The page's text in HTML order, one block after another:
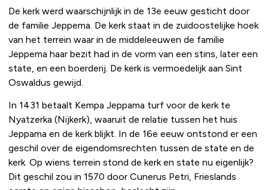
De kerk werd waarschijnlijk in de 13e eeuw gesticht door
de familie Jeppema. De kerk staat in de zuidoostelijke hoek
van het terrein waar in de middeleeuwen de familie
Jeppema haar bezit had in de vorm van een stins, later een
state, en een boerderij. De kerk is vermoedelijk aan Sint
Oswaldus gewijd.
In 1431 betaalt Kempa Jeppama turf voor de kerk te
Nyatzerka (Nijkerk), waaruit de relatie tussen het huis
Jeppama en de kerk blijkt. In de 16e eeuw ontstond er een
geschil over de eigendomsrechten tussen de state en de
kerk. Op wiens terrein stond de kerk en state nu eigenlijk?
Dit geschil zou in 1570 door Cunerus Petri, Frieslands